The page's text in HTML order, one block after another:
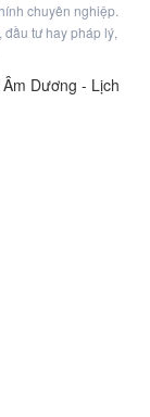
chuyên nghiệp.
tư hay pháp lý,
Dương - Lịch